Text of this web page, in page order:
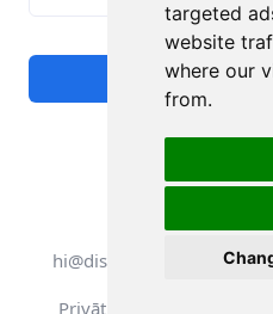
targeted
website
where our
from.
Visas tiesības
hi@distantrace.com
Privātuma politika